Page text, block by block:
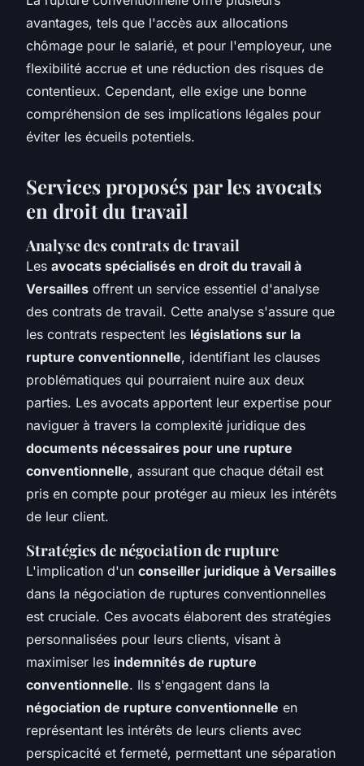
avantages, tels que l'accès aux allocations
chômage pour le salarié, et pour l'employeur, une
flexibilité accrue et une réduction des risques de
contentieux. Cependant, elle exige une bonne
compréhension de ses implications légales pour
éviter les écueils potentiels.
Services proposés par les avocats
en droit du travail
Analyse des contrats de travail
Les avocats spécialisés en droit du travail à
Versailles offrent un service essentiel d'analyse
des contrats de travail. Cette analyse s'assure que
les contrats respectent les législations sur la
rupture conventionnelle, identifiant les clauses
problématiques qui pourraient nuire aux deux
parties. Les avocats apportent leur expertise pour
naviguer à travers la complexité juridique des
documents nécessaires pour une rupture
conventionnelle, assurant que chaque détail est
pris en compte pour protéger au mieux les intérêts
de leur client.
Stratégies de négociation de rupture
L'implication d'un conseiller juridique à Versailles
dans la négociation de ruptures conventionnelles
est cruciale. Ces avocats élaborent des stratégies
personnalisées pour leurs clients, visant à
maximiser les indemnités de rupture
conventionnelle. Ils s'engagent dans la
négociation de rupture conventionnelle en
représentant les intérêts de leurs clients avec
perspicacité et fermeté, permettant une séparation